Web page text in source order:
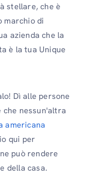
stellare, che è
marchio di
azienda che la
è la tua Unique
Dì alle persone
che nessun'altra
americana
qui per
può rendere
della casa.